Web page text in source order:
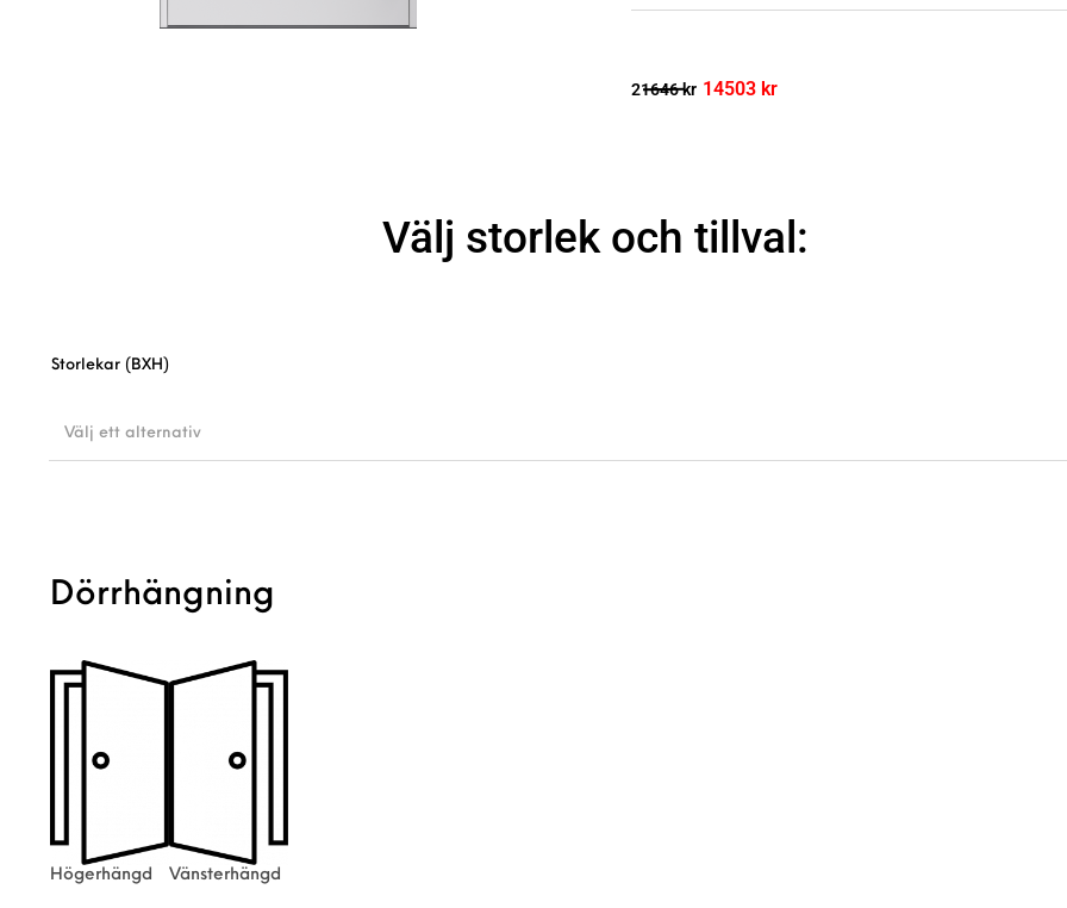
21646kr 14503 kr
Välj storlek och tillval:
Storlekar (BXH)
Välj ett alternativ
Dörrhängning
Högerhängd Vänsterhängd